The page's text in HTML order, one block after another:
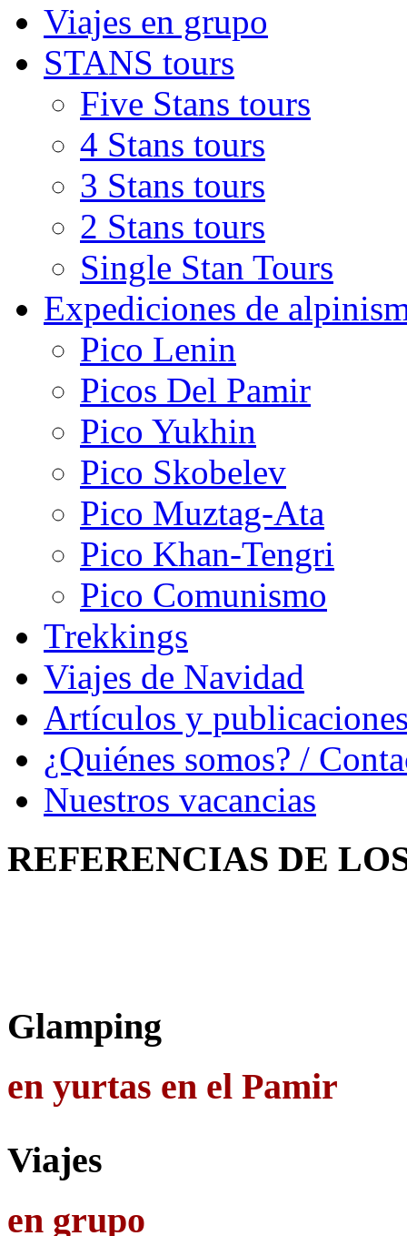
Viajes en grupo
STANS tours
Five Stans tours
4 Stans tours
3 Stans tours
2 Stans tours
Single Stan Tours
Expediciones de
Pico Lenin
Picos Del Pamir
Pico Yukhin
Pico Skobelev
Pico Muztag-Ata
Pico Khan-Tengri
Pico Comunismo
Trekkings
Viajes de Navidad
Artículos y
¿Quiénes somos? /
Nuestros vacancias
REFERENCIAS DE
Glamping
en yurtas en el Pamir
Viajes
en grupo